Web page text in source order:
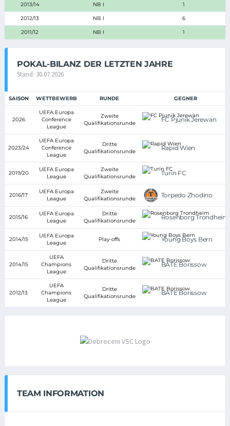
2013/14 NB I 1
2012/13 NB I 6
2011/12 NB I 1
POKAL-BILANZ DER LETZTEN JAHRE
Stand: 30.07.2026
SAISON WETTBEWERB RUNDE GEGNER
2026
UEFA Europa
Conference
League
Zweite
Qualifikationsrunde
FC Pjunik Jerewan
2023/24
UEFA Europa
Conference
League
Dritte
Qualifikationsrunde
Rapid Wien
2019/20
UEFA Europa
League
Zweite
Qualifikationsrunde
Turin FC
2016/17
UEFA Europa
League
Zweite
Qualifikationsrunde
Torpedo Zhodino
2015/16
UEFA Europa
League
Dritte
Qualifikationsrunde
Rosenborg Trondheim
2014/15
UEFA Europa
League
Play-offs Young Boys Bern
2014/15
UEFA
Champions
League
Dritte
Qualifikationsrunde
BATE Borissow
2012/13
UEFA
Champions
League
Dritte
Qualifikationsrunde
BATE Borissow
TEAM INFORMATION